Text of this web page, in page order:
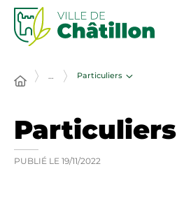
… Particuliers
Particuliers
PUBLIÉ LE 19/11/2022